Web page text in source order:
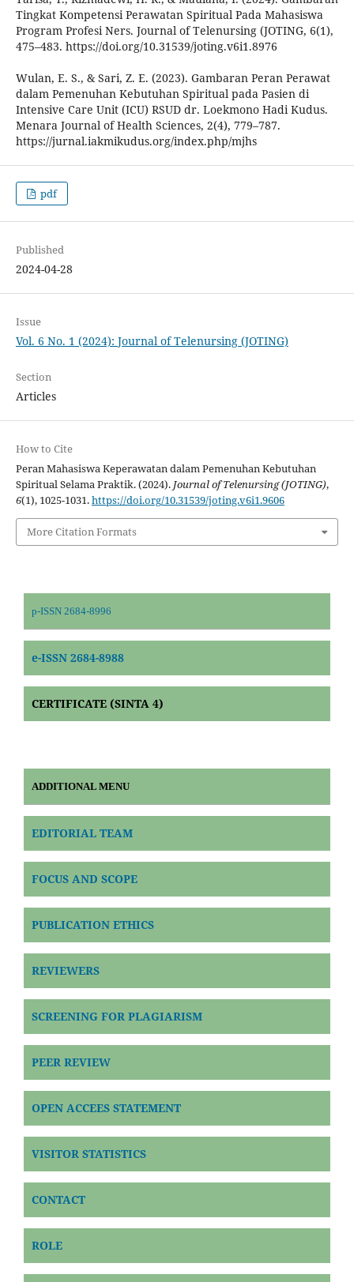
Tingkat Kompetensi Perawatan Spiritual Pada Mahasiswa
Program Profesi Ners. Journal of Telenursing (JOTING, 6(1),
475–483. https://doi.org/10.31539/joting.v6i1.8976
Wulan, E. S., & Sari, Z. E. (2023). Gambaran Peran Perawat
dalam Pemenuhan Kebutuhan Spiritual pada Pasien di
Intensive Care Unit (ICU) RSUD dr. Loekmono Hadi Kudus.
Menara Journal of Health Sciences, 2(4), 779–787.
https://jurnal.iakmikudus.org/index.php/mjhs
pdf
Published
2024-04-28
Issue
Vol. 6 No. 1 (2024): Journal of Telenursing (JOTING)
Section
Articles
How to Cite
Peran Mahasiswa Keperawatan dalam Pemenuhan Kebutuhan
Spiritual Selama Praktik. (2024). Journal of Telenursing (JOTING),
6(1), 1025-1031.https://doi.org/10.31539/joting.v6i1.9606
More Citation Formats
p-ISSN 2684-8996
e-ISSN 2684-8988
CERTIFICATE (SINTA 4)
ADDITIONAL MENU
EDITORIAL TEAM
FOCUS AND SCOPE
PUBLICATION ETHICS
REVIEWERS
SCREENING FOR PLAGIARISM
PEER REVIEW
OPEN ACCEES STATEMENT
VISITOR STATISTICS
CONTACT
ROLE